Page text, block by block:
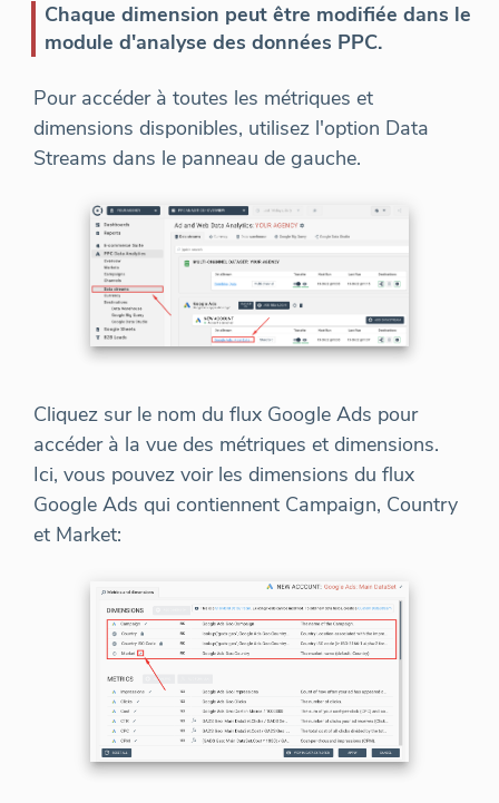
Chaque dimension peut être modifiée dans le
module d'analyse des données PPC.
Pour accéder à toutes les métriques et
dimensions disponibles, utilisez l'option Data
Streams dans le panneau de gauche.
Cliquez sur le nom du flux Google Ads pour
accéder à la vue des métriques et dimensions.
Ici, vous pouvez voir les dimensions du flux
Google Ads qui contiennent Campaign, Country
et Market: